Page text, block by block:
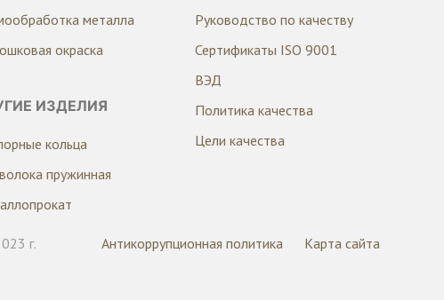
металла
окраска
ИЗДЕЛИЯ
кольца
пружинная
Руководство по качеству
Сертификаты ISO 9001
ВЭД
Политика качества
Цели качества
г. Антикоррупционная политика Карта сайта